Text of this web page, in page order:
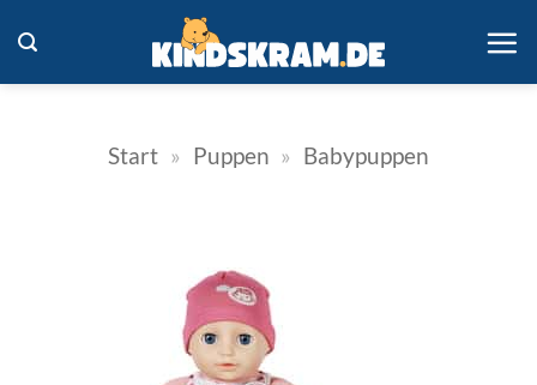
Inhalt
springen
Start » Puppen » Babypuppen